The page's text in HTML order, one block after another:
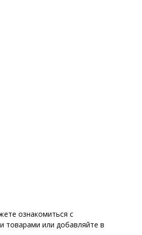
ознакомиться с
товарами или добавляйте в